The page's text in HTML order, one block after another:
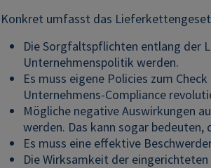
Konkret umfasst das
Die Sorgfaltspflichten entlang der
Unternehmenspolitik werden.
Es muss eigene Policies zum
Unternehmens-Compliance
Mögliche negative Auswirkungen
werden. Das kann sogar
Es muss eine effektive
Die Wirksamkeit der